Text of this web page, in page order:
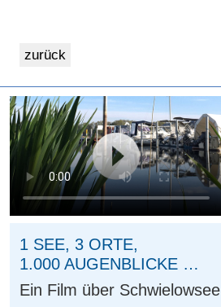
1 SEE, 3 ORTE,
1.000 AUGENBLICKE …
Ein Film über Schwielowsee